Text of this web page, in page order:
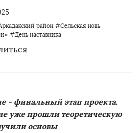
район #Сельская новь
#День наставника
- финальный этап проекта.
уже прошли теоретическую
основы